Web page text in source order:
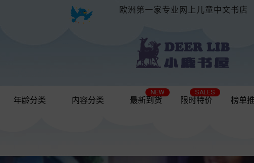
欧洲第一家专业网上儿童中文书店
年龄分类 内容分类 最新到货
NEW
限时特价
SALES
榜单